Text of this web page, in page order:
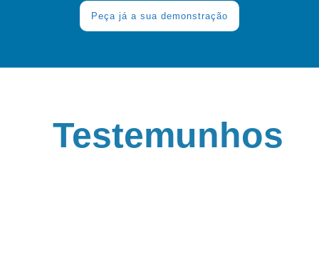
Peça já a sua demonstração
Testemunhos